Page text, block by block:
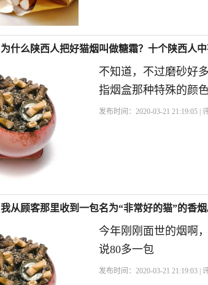
为什么陕西人把好猫烟叫做糖霜？十个陕西人
不知道，不过磨砂好
指烟盒那种特殊的颜色
发布时间：2020-03-21 21:19:05 |
我从顾客那里收到一包名为“非常好的猫”的香
今年刚刚面世的烟啊
说80多一包
发布时间：2020-03-21 21:19:03 |